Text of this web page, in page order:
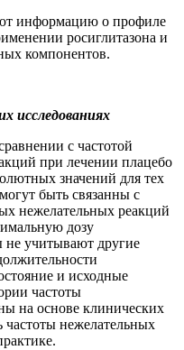
информацию о профиле
росиглитазона и
компонентов.
исследованиях
с частотой
при лечении плацебо
значений для тех
быть связанны с
нежелательных реакций
дозу
не учитывают другие
и исходные
частоты
на основе клинических
частоты нежелательных